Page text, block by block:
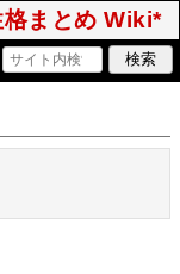
まとめ Wiki*